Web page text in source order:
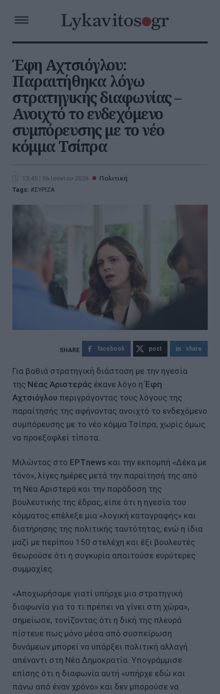
Έφη Αχτσιόγλου:
Παραιτήθηκα λόγω
στρατηγικής διαφωνίας –
Ανοιχτό το ενδεχόμενο
συμπόρευσης με το νέο
κόμμα Τσίπρα
13:45 | 06 Ιουνίου 2026
Πολιτική
Tags:
ΣΥΡΙΖΑ
facebook post share
Για βαθιά στρατηγική διάσταση με την ηγεσία
της Νέας Αριστεράς έκανε λόγο ηΈφη
Αχτσιόγλου περιγράγοντας τους λόγους της
παραίτησής της αφήνοντας ανοιχτό το ενδεχόμενο
συμπόρευσης με το νέο κόμμα Τσίπρα, χωρίς όμως
να προεξοφλεί τίποτα.
Μιλώντας στο ΕΡΤnews και την εκπομπή «Δέκα με
τόνο», λίγες ημέρες μετά την παραίτησή της από
τη Νέα Αριστερά και την παράδοση της
βουλευτικής της έδρας, είπε ότι η ηγεσία του
κόμματος επέλεξε μια «λογική καταγραφής» και
διατήρησης της πολιτικής ταυτότητας, ενώ η ίδια
μαζί με περίπου 150 στελέχη και έξι βουλευτές
θεωρούσε ότι η συγκυρία απαιτούσε ευρύτερες
συμμαχίες.
«Αποχωρήσαμε γιατί υπήρχε μια στρατηγική
διαφωνία για το τι πρέπει να γίνει στη χώρα»,
σημείωσε, τονίζοντας ότι η δική της πλευρά
πίστευε πως μόνο μέσα από συσπείρωση
δυνάμεων μπορεί να υπάρξει πολιτική αλλαγή
απέναντι στη Νέα Δημοκρατία. Υπογράμμισε
επίσης ότι η διαφωνία αυτή «υπήρχε εδώ και
πάνω από έναν χρόνο» και δεν μπορούσε να